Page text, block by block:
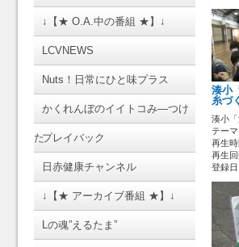
↓【★ O.A.中の番組 ★】↓
LCVNEWS
Nuts！日常にひと味プラス
かくれんぼのイイトコみ―つけ
たプレイバック
日赤健康チャンネル
↓【★ アーカイブ番組 ★】↓
Lの魂”えるたま”
湊小
糸づ
湊小
テー
再生
再生
登録